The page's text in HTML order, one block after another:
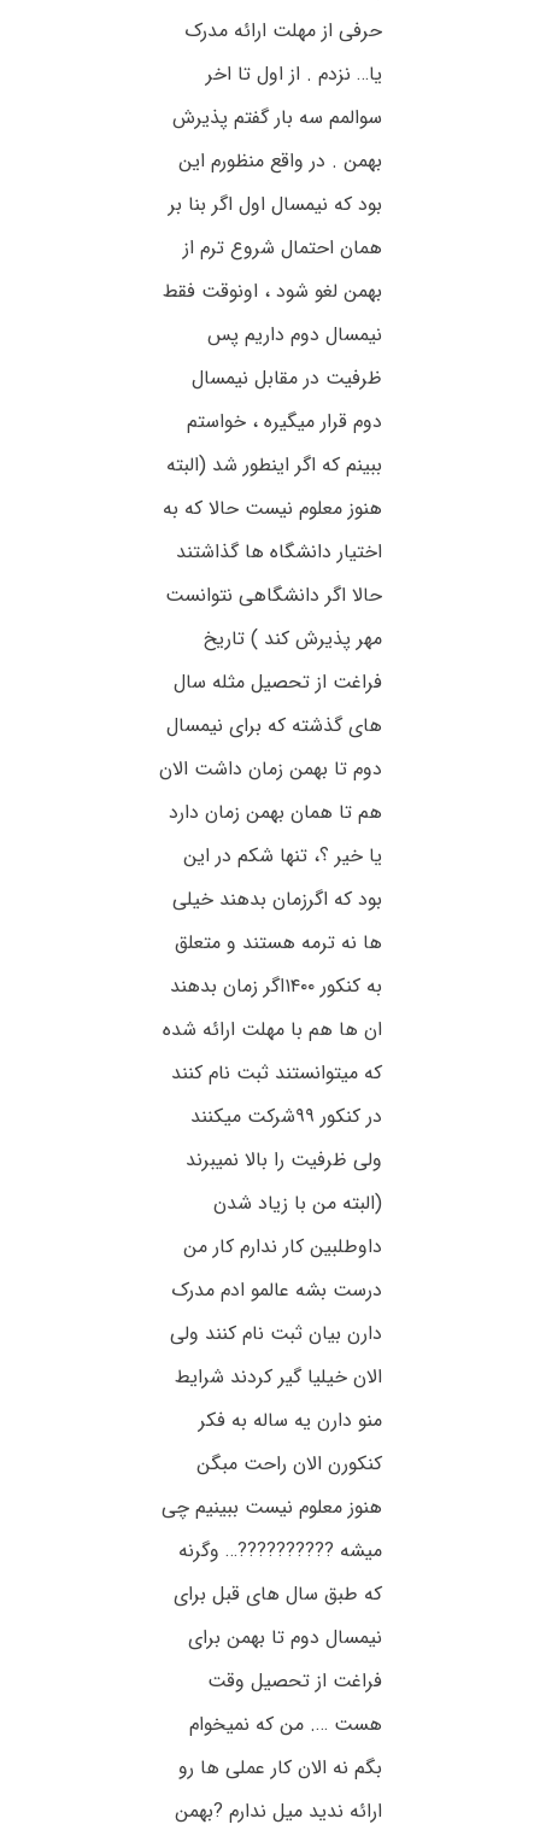
حرفی از مهلت ارائه مدرک
یا… نزدم . از اول تا اخر
سوالمم سه بار گفتم پذیرش
بهمن . در واقع منظورم این
بود که نیمسال اول اگر بنا بر
همان احتمال شروع ترم از
بهمن لغو شود ، اونوقت فقط
نیمسال دوم داریم پس
ظرفیت در مقابل نیمسال
دوم قرار میگیره ، خواستم
ببینم که اگر اینطور شد (البته
هنوز معلوم نیست حالا که به
اختیار دانشگاه ها گذاشتند
حالا اگر دانشگاهی نتوانست
مهر پذیرش کند ) تاریخ
فراغت از تحصیل مثله سال
های گذشته که برای نیمسال
دوم تا بهمن زمان داشت الان
هم تا همان بهمن زمان دارد
یا خیر ؟، تنها شکم در این
بود که اگرزمان بدهند خیلی
ها نه ترمه هستند و متعلق
به کنکور ۱۴۰۰اگر زمان بدهند
ان ها هم با مهلت ارائه شده
که میتوانستند ثبت نام کنند
در کنکور ۹۹شرکت میکنند
ولی ظرفیت را بالا نمیبرند
(البته من با زیاد شدن
داوطلبین کار ندارم کار من
درست بشه عالمو ادم مدرک
دارن بیان ثبت نام کنند ولی
الان خیلیا گیر کردند شرایط
منو دارن یه ساله به فکر
کنکورن الان راحت مبگن
هنوز معلوم نیست ببینیم چی
میشه ??????????… وگرنه
که طبق سال های قبل برای
نیمسال دوم تا بهمن برای
فراغت از تحصیل وقت
هست …. من که نمیخوام
بگم نه الان کار عملی ها رو
ارائه ندید میل ندارم ?بهمن